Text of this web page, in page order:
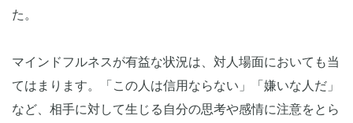
た。
マインドフルネスが有益な状況は、対人場面においても当
てはまります。「この人は信用ならない」「嫌いな人だ」
など、相手に対して生じる自分の思考や感情に注意をとら